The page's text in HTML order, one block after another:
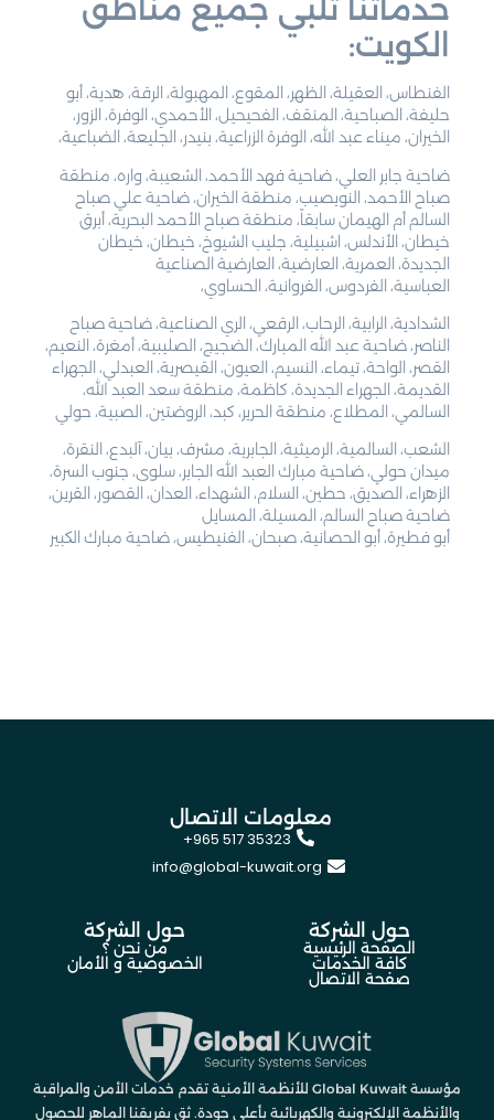
خدماتنا تلبي جميع مناطق
الكويت:
الفنطاس، العقيلة، الظهر، المقوع، المهبولة، الرقة، هدية، أبو
حليفة، الصباحية، المنقف، الفحيحيل، الأحمدي، الوفرة، الزور،
الخيران، ميناء عبد الله، الوفرة الزراعية، بنيدر، الجليعة، الضباعية،
ضاحية جابر العلي، ضاحية فهد الأحمد، الشعيبة، واره، منطقة
صباح الأحمد، النويصيب، منطقة الخيران، ضاحية علي صباح
السالم أم الهيمان سابقاً، منطقة صباح الأحمد البحرية، أبرق
خيطان، الأندلس، اشبيلية، جليب الشيوخ، خيطان، خيطان
الجديدة، العمرية، العارضية، العارضية الصناعية
العباسية، الفردوس، الفروانية، الحساوي،
الشدادية، الرابية، الرحاب، الرقعي، الري الصناعية، ضاحية صباح
الناصر، ضاحية عبد الله المبارك، الضجيج، الصليبية، أمغرة، النعيم،
القصر، الواحة، تيماء، النسيم، العيون، القيصرية، العبدلي، الجهراء
القديمة، الجهراء الجديدة، كاظمة، منطقة سعد العبد الله،
السالمي، المطلاع، منطقة الحرير، كبد، الروضتين، الصبية، حولي
الشعب، السالمية، الرميثية، الجابرية، مشرف، بيان، آلبدع، النقرة،
ميدان حولي، ضاحية مبارك العبد الله الجابر، سلوى، جنوب السرة،
الزهراء، الصديق، حطين، السلام، الشهداء، العدان، القصور، القرين،
ضاحية صباح السالم، المسيلة، المسايل
أبو فطيرة، أبو الحصانية، صبحان، الفنيطيس، ضاحية مبارك الكبير
معلومات الاتصال
+965 517 35323
info@global-kuwait.org
حول الشركة
الصفحة الرئيسية
كافة الخدمات
صفحة الاتصال
حول الشركة
من نحن ؟
الخصوصية و الأمان
مؤسسة Global Kuwait للأنظمة الأمنية تقدم خدمات الأمن والمراقبة
والأنظمة الإلكترونية والكهربائية بأعلى جودة. ثق بفريقنا الماهر للحصول